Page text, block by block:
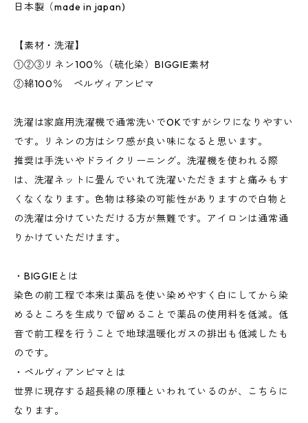
日本製（made in japan)
【素材・洗濯】
①②③リネン100％（硫化染）BIGGIE素材
②綿100％ ペルヴィアンピマ
洗濯は家庭用洗濯機で通常洗いでOKですがシワになりやすい
です。リネンの方はシワ感が良い味になると思います。
推奨は手洗いやドライクリーニング。洗濯機を使われる際
は、洗濯ネットに畳んでいれて洗濯いただきますと痛みもす
くなくなります。色物は移染の可能性がありますので白物と
の洗濯は分けていただける方が無難です。アイロンは通常通
りかけていただけます。
・BIGGIEとは
染色の前工程で本来は薬品を使い染めやすく白にしてから染
めるところを生成りで留めることで薬品の使用料を低減。低
音で前工程を行うことで地球温暖化ガスの排出も低減したも
のです。
・ペルヴィアンピマとは
世界に現存する超長綿の原種といわれているのが、こちらに
なります。